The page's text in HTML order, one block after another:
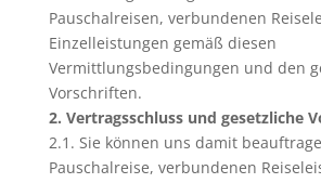
Pauschalreisen, verbundenen
Einzelleistungen gemäß diesen
Vermittlungsbedingungen und den
Vorschriften.
2. Vertragsschluss und gesetzliche
2.1. Sie können uns damit
Pauschalreise, verbundenen